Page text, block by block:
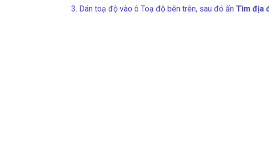
3. Dán toạ độ vào ô Toạ độ bên trên, sau đó ấn Tìm địa